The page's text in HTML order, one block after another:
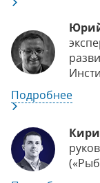
Подробнее